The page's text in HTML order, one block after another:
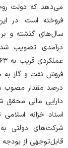
می‌دهد که دولت
سال‌های گذشته و بر
درصد مقدار مصوب
اسناد خزانه
قابل‌توجهی از